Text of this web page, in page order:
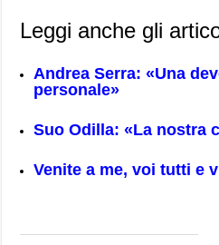
Leggi anche gli
Andrea Serra: «Una
personale»
Suo Odilla: «La nostra
Venite a me, voi tutti e